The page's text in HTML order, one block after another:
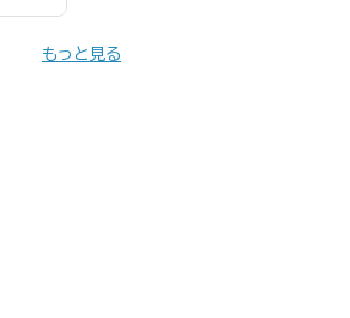
もっと見る